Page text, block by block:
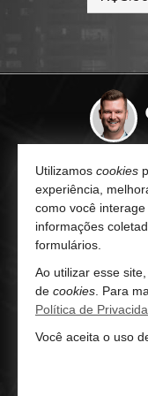
atender
minha
(47)
Utilizamos cookies
experiência,
como você
informações
formulários.
Ao utilizar esse
de cookies . Para
Política de
Você aceita o uso